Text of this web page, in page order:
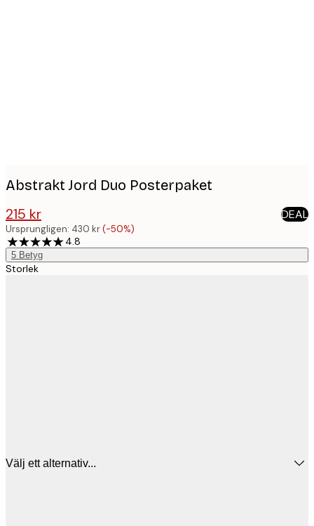
Abstrakt Jord Duo Posterpaket
215 kr
430 kr DEAL
Ursprungligen: 430 kr(-50%)
4.8
5 Betyg
Storlek
Välj ett alternativ...